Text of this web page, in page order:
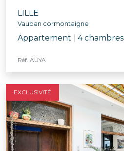
LILLE
Vauban cormontaigne
Appartement 4 chambres
Réf. AUYA
EXCLUSIVITÉ